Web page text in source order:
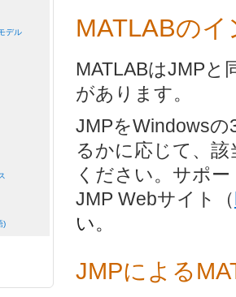
デル
)
MATLABの
MATLABはJMP
があります。
JMPをWindows
るかに応じて、
ください。サポ
JMP Webサイト（
い。
JMPによる